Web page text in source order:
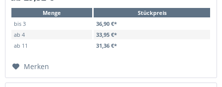
Menge
Stückpreis
bis 3
36,90 €*
ab 4
33,95 €*
ab 11 31,36 €*
Merken